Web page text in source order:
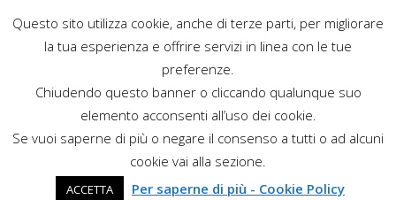
Questo sito utilizza cookie, anche di terze parti, per migliorare
la tua esperienza e offrire servizi in linea con le tue
preferenze.
Chiudendo questo banner o cliccando qualunque suo
elemento acconsenti all’uso dei cookie.
Se vuoi saperne di più o negare il consenso a tutti o ad alcuni
cookie vai alla sezione.
ACCETTA Per saperne di più - Cookie Policy